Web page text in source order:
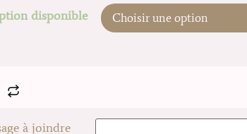
disponible
à joindre